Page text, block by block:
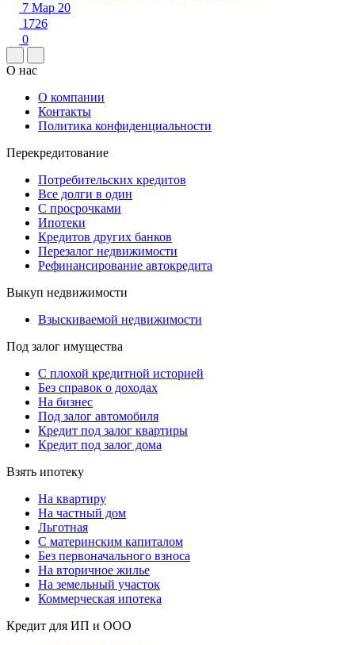
7 Мар 20
1726
0
О нас
О компании
Контакты
Политика конфиденциальности
Перекредитование
Потребительских кредитов
Все долги в один
С просрочками
Ипотеки
Кредитов других банков
Перезалог недвижимости
Рефинансирование автокредита
Выкуп недвижимости
Взыскиваемой недвижимости
Под залог имущества
С плохой кредитной историей
Без справок о доходах
На бизнес
Под залог автомобиля
Кредит под залог квартиры
Кредит под залог дома
Взять ипотеку
На квартиру
На частный дом
Льготная
С материнским капиталом
Без первоначального взноса
На вторичное жилье
На земельный участок
Коммерческая ипотека
Кредит для ИП и ООО